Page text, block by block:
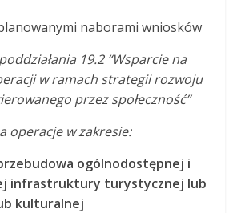
naborami wniosków
19.2 “Wsparcie na
w ramach strategii rozwoju
przez społeczność”
operacje w zakresie:
ogólnodostępnej i
infrastruktury turystycznej lub
kulturalnej